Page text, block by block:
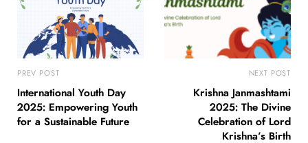
PREV POST
International Youth Day
2025: Empowering Youth
for a Sustainable Future
NEXT POST
Krishna Janmashtami
2025: The Divine
Celebration of Lord
Krishna’s Birth